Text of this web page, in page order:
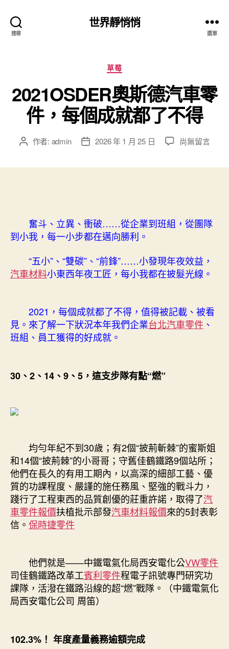
搜尋
世界靜悄悄
選單
分
類
草莓
2021OSDER奧斯德汽車零
件，每個成就都了不得
文 作者: admin
文 2026 年 1 月 25 日
在
零
件，
成
就
不
得〉
中
尚無留言
奮斗、立異、衝破……從企業到班組，從團隊
到小我，每一小步都在邁向勝利。
“五小”、“雙碳”、“前鋒”……小發現年夜效益，
汽車材料小東西年夜工匠，每小我都在披髮光線。
2021，每個成就都了不得，值得被記載、被看
見。來了解一下狀況本年我們企業台北汽車零件 、
班組、員工獲得的好成就。
30、2、14、9、5，這支步隊有點“燃”
均勻年紀不到30歲；有2個“披荊斬棘”的蜜斯姐
和14個“披荊棘”的小哥哥；守舊佳鶴鐵路9個站所；
他們在長久的有用工期內，以高深的細部工藝、優
質的功課程度、嚴謹的施任務風、堅強的戰斗力，
踐行了工程東西的品質創優的莊重許諾，取得了汽
車零件報價扶植批示部發汽車材料報價來的5封表彰
信。 保時捷零件
他們就是——中鐵電氣化局西安電化公VW零件
司佳鶴鐵路改革工賓利零件程電子訊號專門研究功
課隊，活潑在鐵路沿線的超“燃”戰隊。（中鐵電氣化
局西安電化公司 周笛）
102.3%！ 年度產量義務逾額完成